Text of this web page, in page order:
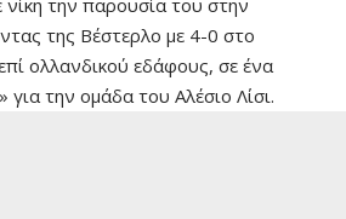
την παρουσία του στην
της Βέστερλο με 4-0 στο
ολλανδικού εδάφους, σε ένα
για την ομάδα του Αλέσιο Λίσι.